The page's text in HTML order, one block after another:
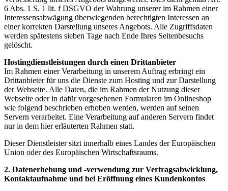
6 Abs. 1 S. 1 lit. f DSGVO der Wahrung unserer im Rahmen einer
Interessensabwägung überwiegenden berechtigten Interessen an
einer korrekten Darstellung unseres Angebots. Alle Zugriffsdaten
werden spätestens sieben Tage nach Ende Ihres Seitenbesuchs
gelöscht.
Hostingdienstleistungen durch einen Drittanbieter
Im Rahmen einer Verarbeitung in unserem Auftrag erbringt ein
Drittanbieter für uns die Dienste zum Hosting und zur Darstellung
der Webseite. Alle Daten, die im Rahmen der Nutzung dieser
Webseite oder in dafür vorgesehenen Formularen im Onlineshop
wie folgend beschrieben erhoben werden, werden auf seinen
Servern verarbeitet. Eine Verarbeitung auf anderen Servern findet
nur in dem hier erläuterten Rahmen statt.
Dieser Dienstleister sitzt innerhalb eines Landes der Europäischen
Union oder des Europäischen Wirtschaftsraums.
2. Datenerhebung und -verwendung zur Vertragsabwicklung,
Kontaktaufnahme und bei Eröffnung eines Kundenkontos